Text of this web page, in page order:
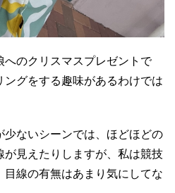
へのクリスマスプレゼントで
グをする趣味があるわけでは
ないシーンでは、ほどほどの
見えたりしますが、私は競技
線の有無はあまり気にしてな